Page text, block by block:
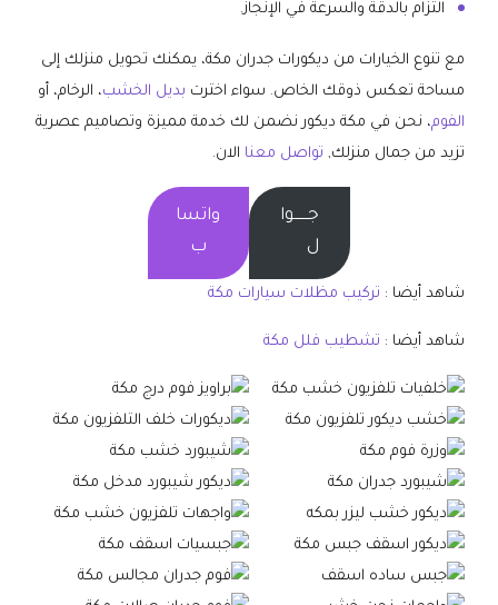
التزام بالدقة والسرعة في الإنجاز.
مع تنوع الخيارات من ديكورات جدران مكة، يمكنك تحويل منزلك إلى
مساحة تعكس ذوقك الخاص. سواء اخترت بديل الخشب، الرخام، أو
الفوم، نحن في مكة ديكور نضمن لك خدمة مميزة وتصاميم عصرية
تزيد من جمال منزلك, تواصل معنا الان.
جــــــوا
ل
واتسا
ب
شاهد أيضا : تركيب مظلات سيارات مكة
شاهد أيضا : تشطيب فلل مكة